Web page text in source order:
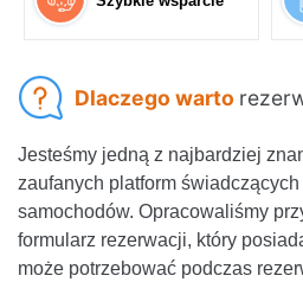
Dlaczego warto
Jesteśmy jedną z najbardziej
zaufanych platform świadczących
samochodów. Opracowaliśmy
formularz rezerwacji, który
może potrzebować podczas